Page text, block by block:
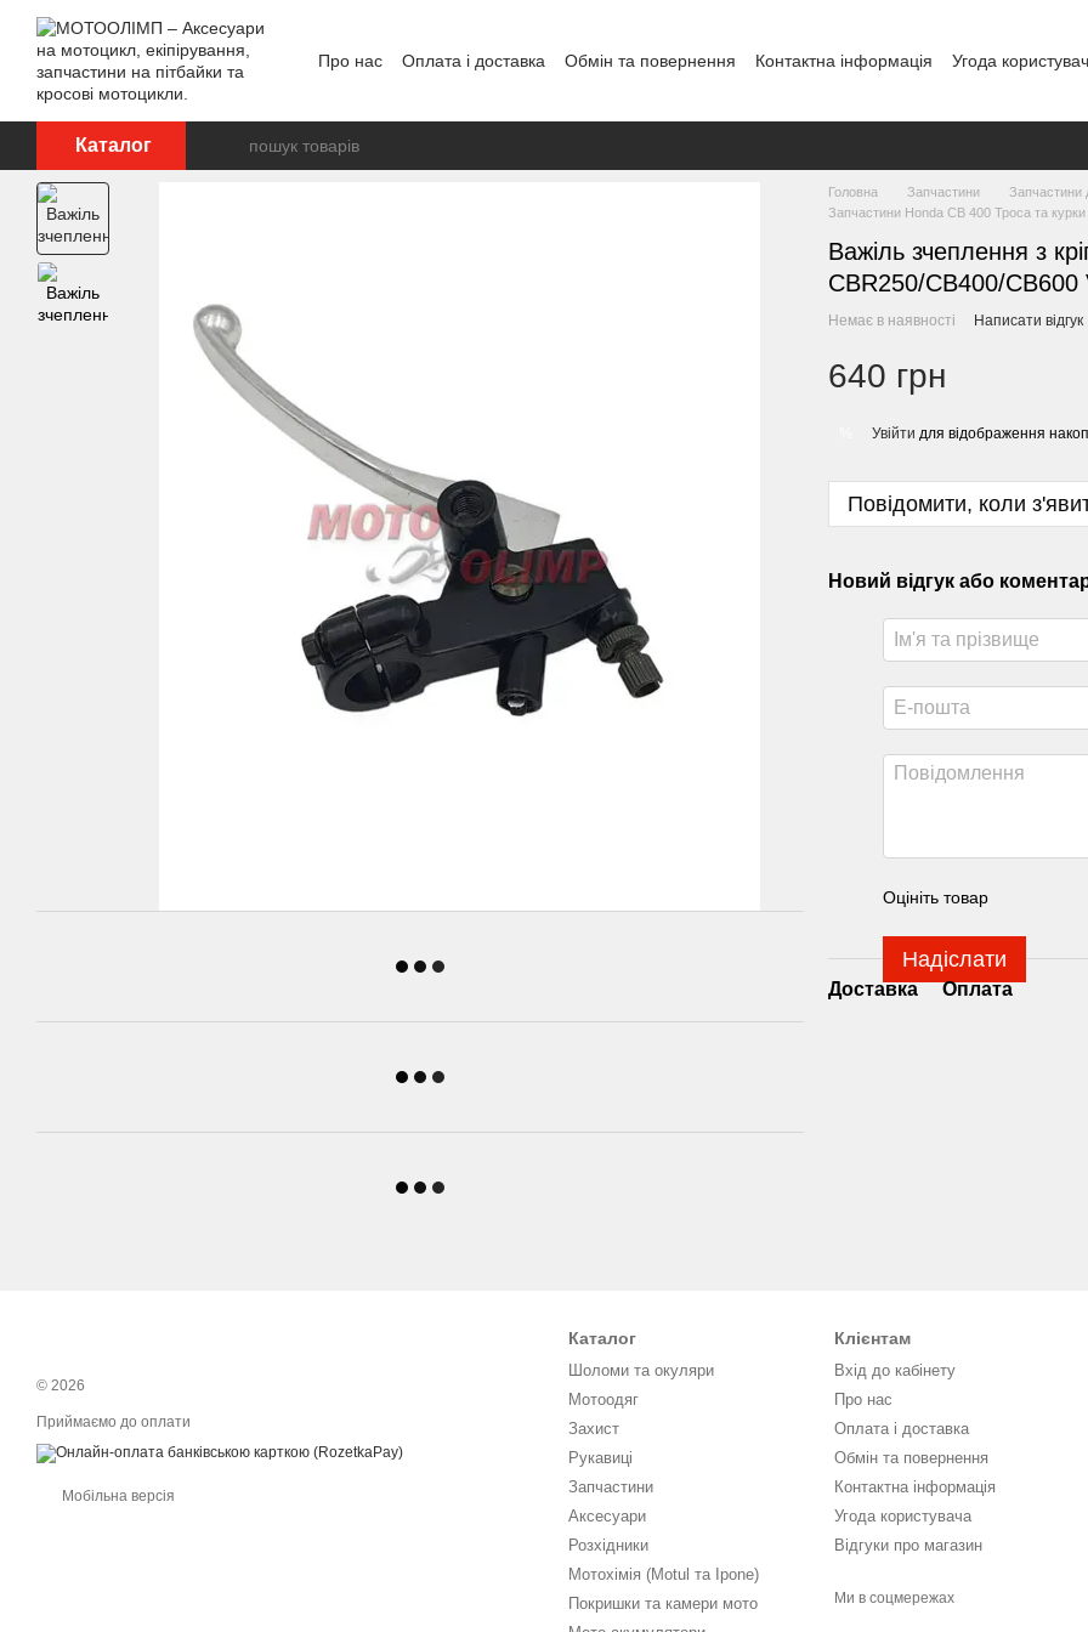
Перейти до основного контенту
Про нас Оплата і доставка Обмін та повернення Контактна інформація
Угода
Каталог
Головна Запчастини Запчастини
Запчастини Honda CB 400 Троса та курки
Важіль зчеплення з
CBR250/CB400/CB600
Немає в наявності Написати відгук
640 грн
Увійти для відображення
Повідомити, коли
Новий відгук або
Оцініть товар
Надіслати
Доставка Оплата
© 2026
Приймаємо до оплати
Мобільна версія
Каталог
Шоломи та окуляри
Мотоодяг
Захист
Рукавиці
Запчастини
Аксесуари
Розхідники
Мотохімія (Motul та Ipone)
Покришки та камери мото
Клієнтам
Вхід до кабінету
Про нас
Оплата і доставка
Обмін та повернення
Контактна інформація
Угода користувача
Відгуки про магазин
Ми в соцмережах